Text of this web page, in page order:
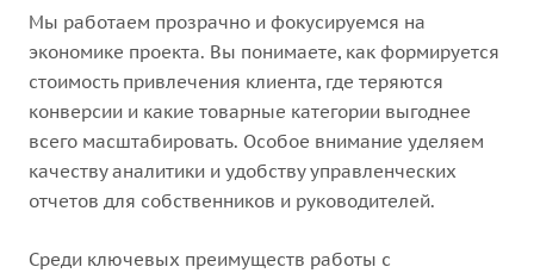
Мы работаем прозрачно и фокусируемся на
экономике проекта. Вы понимаете, как формируется
стоимость привлечения клиента, где теряются
конверсии и какие товарные категории выгоднее
всего масштабировать. Особое внимание уделяем
качеству аналитики и удобству управленческих
отчетов для собственников и руководителей.
Среди ключевых преимуществ работы с